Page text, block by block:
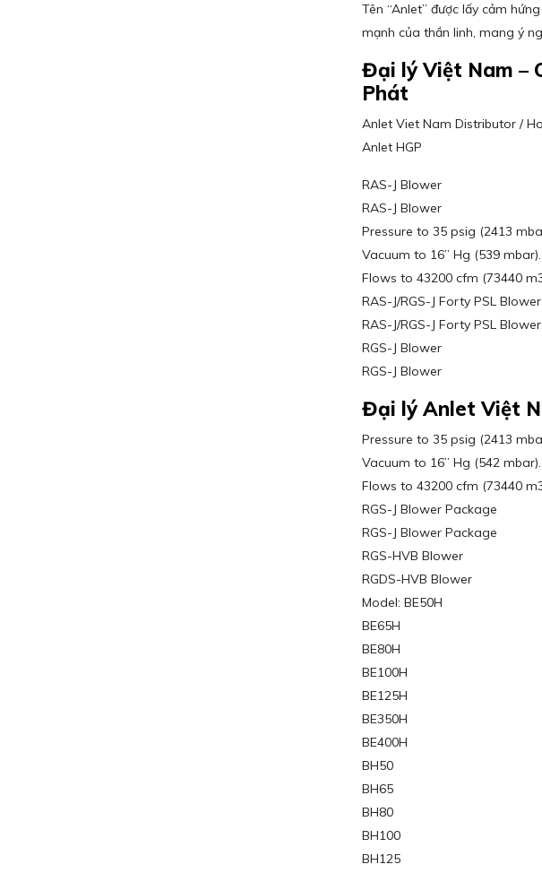
Tên “Anlet” được lấy cảm
mạnh của thần linh, mang ý
Đại lý Việt Nam –
Phát
Anlet Viet Nam Distributor /
Anlet HGP
RAS-J Blower
RAS-J Blower
Pressure to 35 psig (2413
Vacuum to 16” Hg (539 mbar).
Flows to 43200 cfm (73440
RAS-J/RGS-J Forty PSL Blower
RAS-J/RGS-J Forty PSL Blower
RGS-J Blower
RGS-J Blower
Đại lý Anlet Việt
Pressure to 35 psig (2413
Vacuum to 16” Hg (542 mbar).
Flows to 43200 cfm (73440
RGS-J Blower Package
RGS-J Blower Package
RGS-HVB Blower
RGDS-HVB Blower
Model: BE50H
BE65H
BE80H
BE100H
BE125H
BE350H
BE400H
BH50
BH65
BH80
BH100
BH125